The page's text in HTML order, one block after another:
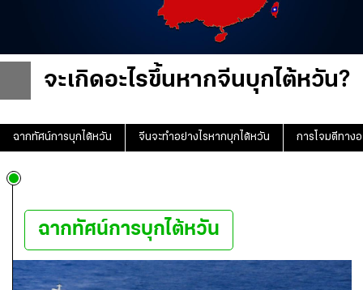
จะเกิดอะไรขึ้นหากจีนบุกไต้หวัน?
ฉากทัศน์การบุกไต้หวัน จีนจะทำอย่างไรหากบุกไต้หวัน การโจมตีทาง
ฉากทัศน์การบุกไต้หวัน